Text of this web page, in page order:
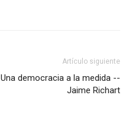
Artículo siguiente
Una democracia a la medida --
Jaime Richart